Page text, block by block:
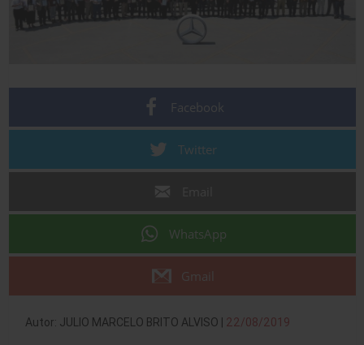
Facebook
Twitter
WhatsApp
Gmail
Autor: JULIO MARCELO BRITO ALVISO | 22/08/2019